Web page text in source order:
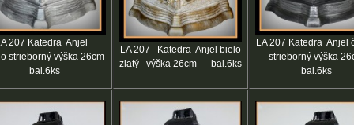
207 Katedra Anjel
strieborný výška 26cm
bal.6ks
LA 207 Katedra Anjel bielo
zlatý výška 26cm bal.6ks
LA 207 Katedra Anjel
strieborný výška
bal.6ks